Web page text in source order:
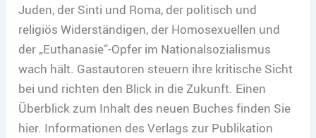
Juden, der Sinti und Roma, der politisch und
religiös Widerständigen, der Homosexuellen und
der „Euthanasie“-Opfer im Nationalsozialismus
wach hält. Gastautoren steuern ihre kritische Sicht
bei und richten den Blick in die Zukunft. Einen
Überblick zum Inhalt des neuen Buches finden Sie
hier. Informationen des Verlags zur Publikation